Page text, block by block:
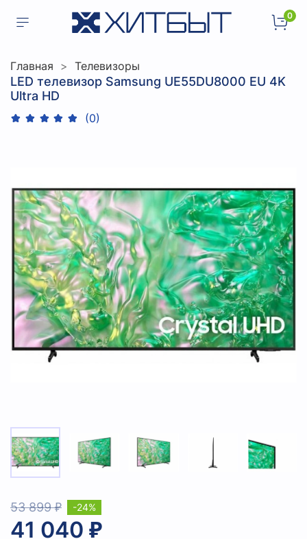
0
Главная Телевизоры
LED телевизор Samsung UE55DU8000 EU 4K
Ultra HD
(0)
53 899 ₽
41 040 ₽
-24%